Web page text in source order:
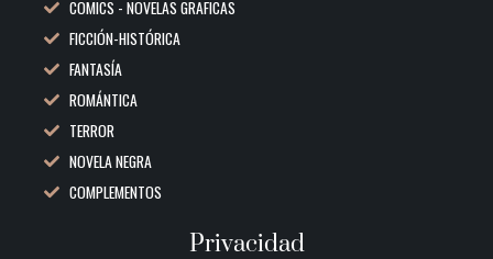
COMICS - NOVELAS GRAFICAS
FICCIÓN-HISTÓRICA
FANTASÍA
ROMÁNTICA
TERROR
NOVELA NEGRA
COMPLEMENTOS
Privacidad